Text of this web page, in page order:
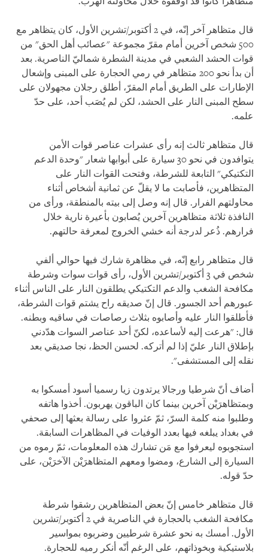
قال متظاهر آخر إنّه، في 2 أكتوبر/تشرين الأول، كان يتظاهر مع
500 شخص آخرين أمام مقرّ مجموعة "عصائب أهل الحق" من
قوات الحشد الشعبي في مدينة الشطرة شماليّ الناصرية. بعد
أن بدأ نحو 200 متظاهر في رمي الحجارة على المبنى وإشعال
الإطارات على الطريق أمام المقرّ، أطلق رجلان مجهولان على
سطح المبنى النار على الحشد، لكن لم يُصَب أحد، على حدّ
علمه.
قال متظاهر ثالث إنه رأى عشرات عناصر قوات الأمن
يتوافدون في نحو 30 سيارة على أبوابها شعار "وحدة الدعم
التكتيكي" التابعة للشرطة، وفتحت القوات النار على
المتظاهرين، فأصابت ما لا يقلّ عن ثمانية أشخاص أثناء
محاولتهم الفرار. قال إنه وصل إلى بيته بالمنطقة، ورأى من
النافذة ثلاثة متظاهرين آخرين يُصابون بأعيرة نارية خلال
فرارهم. ذُعر لدرجة أنه خشي الخروج لمعرفة حالتهم.
قال متظاهر رابع إنّه، في مظاهرة شارك فيها حوالي ألفي
شخص في 3 أكتوبر/تشرين الأول، رأى قوات سوات وشرطة
مكافحة الشغب والدعم التكتيكي يطلقون النار على الناس أثناء
عبورهم أحد الجسور. قال إنّ صديقه راح يشتم قوات الشرطة،
فأطلقوا النار عليه وأصابوه بثلاث رصاصات في ساقيه وبطنه.
قال: "هرعت إليه لأساعده، لكنّ أحد عناصر السوات هدّدني
بإطلاق النار عليّ إذا لم أتركه. لحسن الحظ، نجا صديقي بعد
نقله إلى المستشفى".
أضاف أنّ شرطيا ورجالا يرتدون زيا رسميا أسود أمسكوا به
وبمتظاهرَيْن آخرين بينما كان الباقون يهربون. أخذوا هاتفه
وطلبوا منه كلمة السرّ، ثمّ عثروا على رسالة بعثها إلى صحفي
في بغداد يبلغه فيها بعدد الوفيات في المظاهرات السابقة.
استجوبوه ليعرفوا مع مَن تشارك هذه المعلومات، ثمّ رموه من
السيارة إلى الشارع، ومضوا ومعهم المتظاهرَيْن الآخرَيْن، على
حدّ قوله.
قال متظاهر خامس إنّ بعض المتظاهرين رشقوا شرطة
مكافحة الشغب بالحجارة في الناصرية في 2 أكتوبر/تشرين
الأول. أمسك به نحو عشرة شرطيين وضربوه بمواسير
بلاستيكية وبخوذاتهم، على الرغم أنّه أنكر رميه للحجارة.